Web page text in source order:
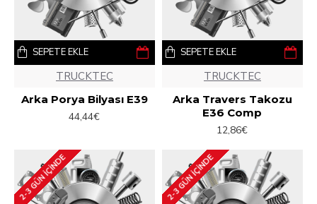
TRUCKTEC
Arka Porya Bilyası E39
44,44€
SEPETE EKLE
TRUCKTEC
Arka Travers Takozu
E36 Comp
12,86€
SEPETE EKLE
2-3 GÜN IÇINDE 2-3 GÜN IÇINDE